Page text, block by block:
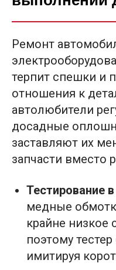
Ремонт
терпит спешки и
отношения к
автолюбители
досадные
заставляют их
запчасти вместо
Тестирование
медные
крайне низкое
поэтому
имитируя